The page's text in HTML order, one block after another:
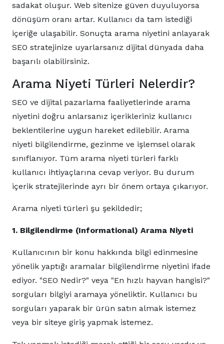
sadakat oluşur. Web sitenize güven duyuluyorsa
dönüşüm oranı artar. Kullanıcı da tam istediği
içeriğe ulaşabilir. Sonuçta arama niyetini anlayarak
SEO stratejinize uyarlarsanız dijital dünyada daha
başarılı olabilirsiniz.
Arama Niyeti Türleri Nelerdir?
SEO ve dijital pazarlama faaliyetlerinde arama
niyetini doğru anlarsanız içerikleriniz kullanıcı
beklentilerine uygun hareket edilebilir. Arama
niyeti bilgilendirme, gezinme ve işlemsel olarak
sınıflanıyor. Tüm arama niyeti türleri farklı
kullanıcı ihtiyaçlarına cevap veriyor. Bu durum
içerik stratejilerinde ayrı bir önem ortaya çıkarıyor.
Arama niyeti türleri şu şekildedir;
1. Bilgilendirme (Informational) Arama Niyeti
Kullanıcının bir konu hakkında bilgi edinmesine
yönelik yaptığı aramalar bilgilendirme niyetini ifade
ediyor. "SEO Nedir?" veya "En hızlı hayvan hangisi?"
sorguları bilgiyi aramaya yöneliktir. Kullanıcı bu
sorguları yaparak bir ürün satın almak istemez
veya bir siteye giriş yapmak istemez.